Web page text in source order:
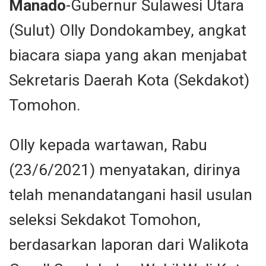
Manado-Gubernur Sulawesi Utara
(Sulut) Olly Dondokambey, angkat
biacara siapa yang akan menjabat
Sekretaris Daerah Kota (Sekdakot)
Tomohon.
Olly kepada wartawan, Rabu
(23/6/2021) menyatakan, dirinya
telah menandatangani hasil usulan
seleksi Sekdakot Tomohon,
berdasarkan laporan dari Walikota